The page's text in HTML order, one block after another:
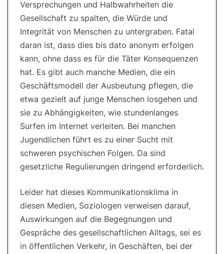
Versprechungen und Halbwahrheiten die
Gesellschaft zu spalten, die Würde und
Integrität von Menschen zu untergraben. Fatal
daran ist, dass dies bis dato anonym erfolgen
kann, ohne dass es für die Täter Konsequenzen
hat. Es gibt auch manche Medien, die ein
Geschäftsmodell der Ausbeutung pflegen, die
etwa gezielt auf junge Menschen losgehen und
sie zu Abhängigkeiten, wie stundenlanges
Surfen im Internet verleiten. Bei manchen
Jugendlichen führt es zu einer Sucht mit
schweren psychischen Folgen. Da sind
gesetzliche Regulierungen dringend erforderlich.
Leider hat dieses Kommunikationsklima in
diesen Medien, Soziologen verweisen darauf,
Auswirkungen auf die Begegnungen und
Gespräche des gesellschaftlichen Alltags, sei es
in öffentlichen Verkehr, in Geschäften, bei der